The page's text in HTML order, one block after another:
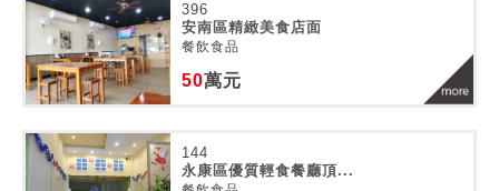
396
安南區精緻美食店面
餐飲食品
50萬元
144
永康區優質輕食餐廳頂...